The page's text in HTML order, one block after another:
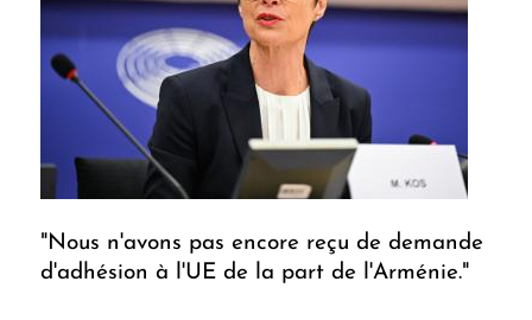
"Nous n'avons pas encore reçu de demande
d'adhésion à l'UE de la part de l'Arménie."